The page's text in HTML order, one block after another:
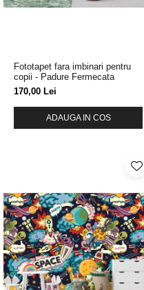
Fototapet fara imbinari pentru
copii - Padure Fermecata
170,00 Lei
ADAUGA IN COS